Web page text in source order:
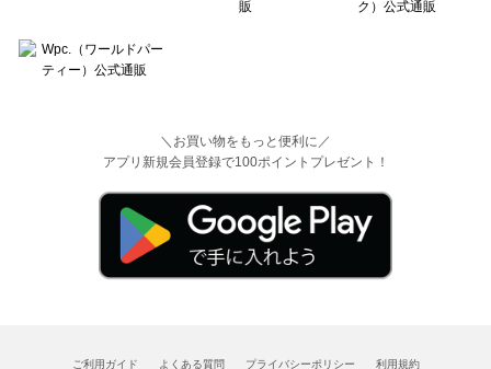
＼お買い物をもっと便利に／
アプリ新規会員登録で100ポイントプレゼント！
ご利用ガイド よくある質問 プライバシーポリシー 利用規約